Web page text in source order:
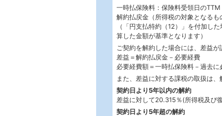
一時払保険料：保険料受領日のTTM
解約払戻金（所得税の対象となる
（「円支払特約（12）」を付加し
算した金額が基準となります）
ご契約を解約した場合には、差益
差益＝解約払戻金－必要経費
必要経費額＝一時払保険料－過去
また、差益に対する課税の取扱は
契約日より5年以内の解約
差益に対して20.315％(所得税及び
契約日より5年超の解約